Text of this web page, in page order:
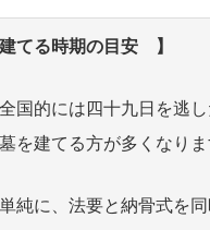
てる時期の目安 】
的には四十九日を逃し
を建てる方が多くなりま
純に、法要と納骨式を